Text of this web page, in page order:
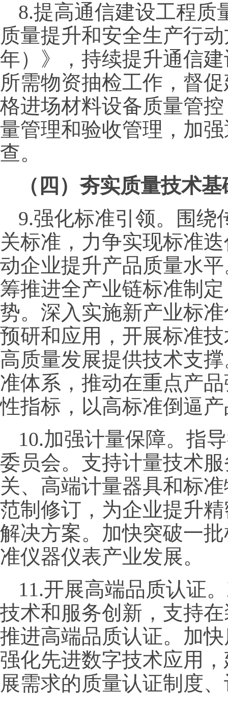
8.提高通信建设工程质
质量提升和安全生产行
年）》，持续提升通信
所需物资抽检工作，督
格进场材料设备质量管
量管理和验收管理，加
查。
（四）夯实质量技术基
9.强化标准引领。围绕
关标准，力争实现标准
动企业提升产品质量水
筹推进全产业链标准制
势。深入实施新产业标
预研和应用，开展标准
高质量发展提供技术支
准体系，推动在重点产
性指标，以高标准倒逼
10.加强计量保障。指
委员会。支持计量技术
关、高端计量器具和标
范制修订，为企业提升
解决方案。加快突破一
准仪器仪表产业发展。
11.开展高端品质认证
技术和服务创新，支持
推进高端品质认证。加
强化先进数字技术应用
展需求的质量认证制度